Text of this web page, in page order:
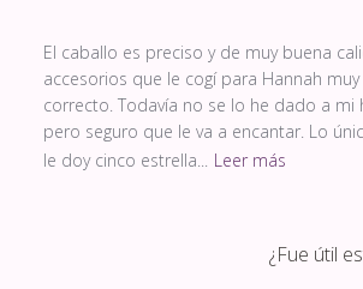
El caballo es preciso y de muy buena
accesorios que le cogí para Hannah
correcto. Todavía no se lo he dado a mi
pero seguro que le va a encantar. Lo
le doy cinco estrella...
Leer más
¿Fue útil